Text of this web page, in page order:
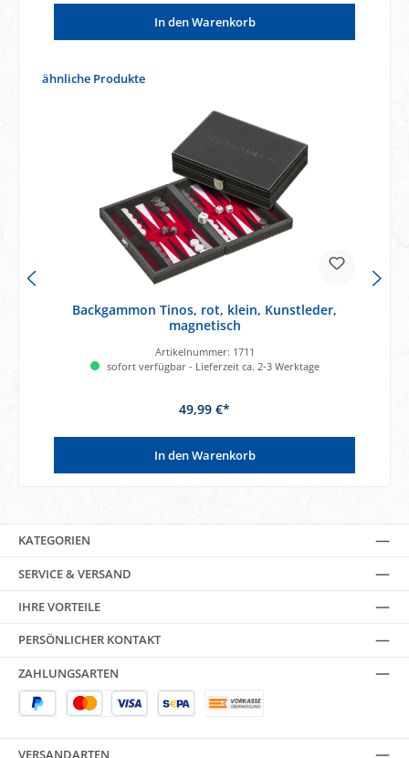
In den Warenkorb
Produktgalerie überspringen
ähnliche Produkte
Backgammon Tinos, rot, klein, Kunstleder,
magnetisch
Artikelnummer: 1711
sofort verfügbar - Lieferzeit ca. 2-3 Werktage
49,99 €*
In den Warenkorb
KATEGORIEN
SERVICE & VERSAND
IHRE VORTEILE
PERSÖNLICHER KONTAKT
ZAHLUNGSARTEN
VERSANDARTEN